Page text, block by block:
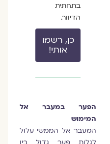
בתחתית
הדיוור.
כן, רשמו
אותי!
הפער במעבר אל
המימוש
המעבר אל הממשי עלול